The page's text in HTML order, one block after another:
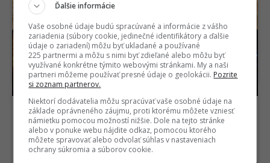
Vedci sa pozreli na Slnko
s rekordným detailom.
Uvideli niečo doteraz
nevídané
Fyzici videli kvantový jav,
ktorý bol doteraz skrytý.
Môže odhaliť tajomstvá
supravodivosti
Ďalšie informácie
Vaše osobné údaje budú spracúvané a informácie z vášho
zariadenia (súbory cookie, jedinečné identifikátory a ďalšie
údaje o zariadení) môžu byť ukladané a používané
225 partnermi a môžu s nimi byť zdieľané alebo môžu byť
využívané konkrétne týmito webovými stránkami. My a naši
partneri môžeme používať presné údaje o geolokácii. Pozrite
si zoznam partnerov.
Niektorí dodávatelia môžu spracúvať vaše osobné údaje na
základe oprávneného záujmu, proti ktorému môžete vzniesť
námietku pomocou možností nižšie. Dole na tejto stránke
alebo v ponuke webu nájdite odkaz, pomocou ktorého
môžete spravovať alebo odvolať súhlas v nastaveniach
ochrany súkromia a súborov cookie.